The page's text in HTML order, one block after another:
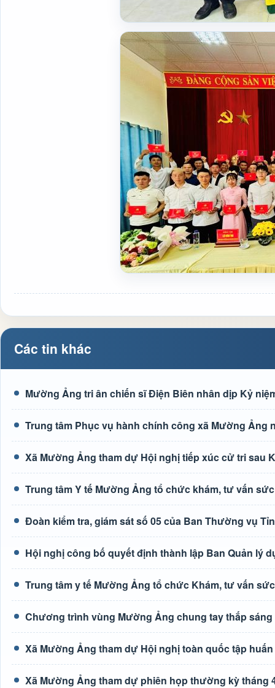
Các tin khác
Mường Ảng tri ân chiến sĩ Điện Biên nhân dịp Kỷ
Trung tâm Phục vụ hành chính công xã Mường Ảng
Xã Mường Ảng tham dự Hội nghị tiếp xúc cử tri sau
Trung tâm Y tế Mường Ảng tổ chức khám, tư vấn
Đoàn kiểm tra, giám sát số 05 của Ban Thường vụ
Hội nghị công bố quyết định thành lập Ban Quản lý
Trung tâm y tế Mường Ảng tổ chức Khám, tư vấn
Chương trình vùng Mường Ảng chung tay thắp
Xã Mường Ảng tham dự Hội nghị toàn quốc tập
Xã Mường Ảng tham dự phiên họp thường kỳ tháng